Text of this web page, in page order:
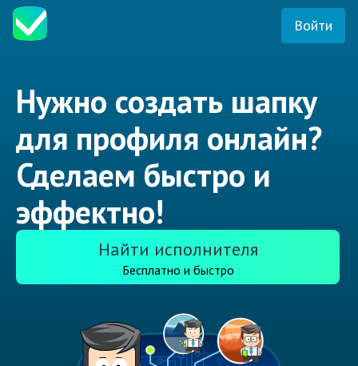
Войти
Нужно создать шапку
для профиля онлайн?
Сделаем быстро и
эффектно!
Найти исполнителя
Бесплатно и быстро